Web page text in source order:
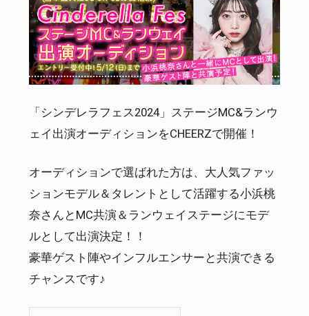
「シンデレラフェス2024」ステージMC&ランウ
ェイ出演オーディションをCHEERZで開催！
オーディションで選ばれた方は、大人気ファッ
ションモデル＆タレントとして活躍する小浜桃
奈さんとMC共演＆ランウェイステージにモデ
ルとして出演決定！！
豪華ゲスト陣やインフルエンサーと共演できる
チャンスです♪